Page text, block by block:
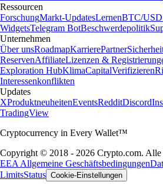
Ressourcen
ForschungMarkt-UpdatesLernenBTC/
WidgetsTelegram BotBeschwerdepolitik
Unternehmen
Über unsRoadmapKarrierePartner
ReservenAffiliateLizenzen &
Exploration HubKlimaCapitalVerifizieren
Interessenkonflikten
Updates
XProduktneuheitenEventsRedditDiscord
TradingView
Cryptocurrency in Every Wallet™
Copyright © 2018 - 2026 Crypto.com. Alle
EEA Allgemeine Geschäftsbedingungen
LimitsStatus Cookie-Einstellungen